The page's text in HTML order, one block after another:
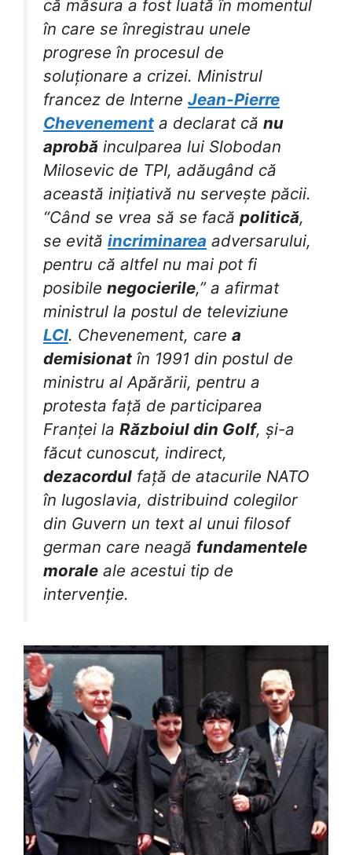
că măsura a fost luată în momentul
în care se înregistrau unele
progrese în procesul de
soluționare a crizei. Ministrul
francez de Interne Jean-Pierre
Chevenement a declarat că nu
aprobă inculparea lui Slobodan
Milosevic de TPI, adăugând că
această inițiativă nu servește păcii.
“Când se vrea să se facă politică,
se evită incriminarea adversarului,
pentru că altfel nu mai pot fi
posibile negocierile,” a afirmat
ministrul la postul de televiziune
LCI. Chevenement, care a
demisionat în 1991 din postul de
ministru al Apărării, pentru a
protesta față de participarea
Franței la Războiul din Golf, și-a
făcut cunoscut, indirect,
dezacordul față de atacurile NATO
în Iugoslavia, distribuind colegilor
din Guvern un text al unui filosof
german care neagă fundamentele
morale ale acestui tip de
intervenție.